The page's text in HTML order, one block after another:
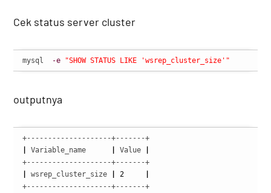
Cek status server cluster
mysql -e "SHOW STATUS LIKE 'wsrep_cluster_size'"
outputnya
Variable_name Value
wsrep_cluster_size 2
+--------------------+-------+